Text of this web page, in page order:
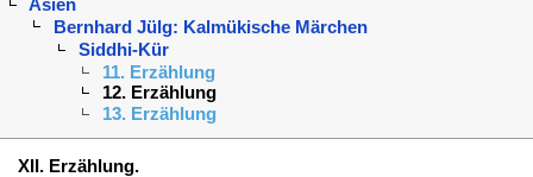
Asien
Bernhard Jülg: Kalmükische Märchen
Siddhi-Kür
11. Erzählung
12. Erzählung
13. Erzählung
XII. Erzählung.